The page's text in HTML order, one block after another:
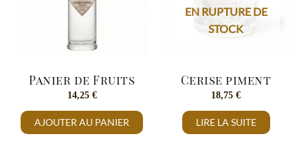
Panier de Fruits
14,25 €
AJOUTER AU PANIER
EN RUPTURE DE
STOCK
Cerise piment
18,75€
LIRE LA SUITE